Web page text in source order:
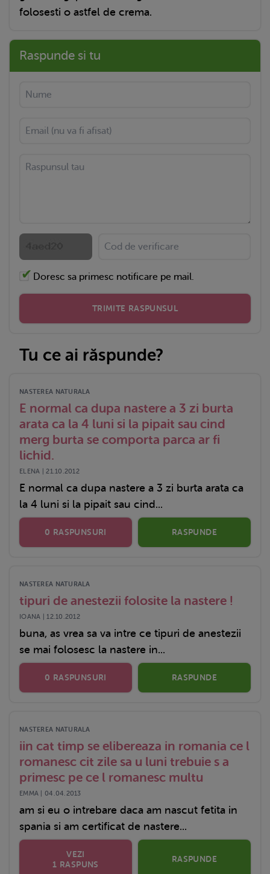
folosesti o astfel de crema.
Raspunde si tu
Doresc sa primesc notificare pe mail.
TRIMITE RASPUNSUL
Tu ce ai răspunde?
NASTEREA NATURALA
E normal ca dupa nastere a 3 zi burta
arata ca la 4 luni si la pipait sau cind
merg burta se comporta parca ar fi
lichid.
ELENA | 21.10.2012
E normal ca dupa nastere a 3 zi burta arata ca
la 4 luni si la pipait sau cind...
0 RASPUNSURI RASPUNDE
NASTEREA NATURALA
tipuri de anestezii folosite la nastere !
IOANA | 12.10.2012
buna, as vrea sa va intre ce tipuri de anestezii
se mai folosesc la nastere in...
0 RASPUNSURI RASPUNDE
NASTEREA NATURALA
iin cat timp se elibereaza in romania ce l
romanesc cit zile sa u luni trebuie s a
primesc pe ce l romanesc multu
EMMA | 04.04.2013
am si eu o intrebare daca am nascut fetita in
spania si am certificat de nastere...
VEZI
1 RASPUNS
RASPUNDE